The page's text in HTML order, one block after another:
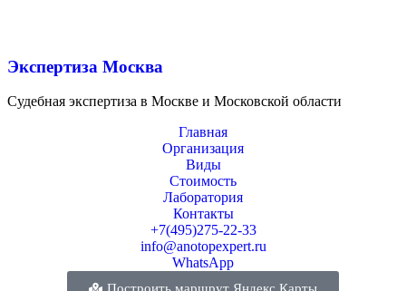
Экспертиза Москва
Судебная экспертиза в Москве и Московской области
Главная
Организация
Виды
Стоимость
Лаборатория
Контакты
+7(495)275-22-33
info@anotopexpert.ru
WhatsApp